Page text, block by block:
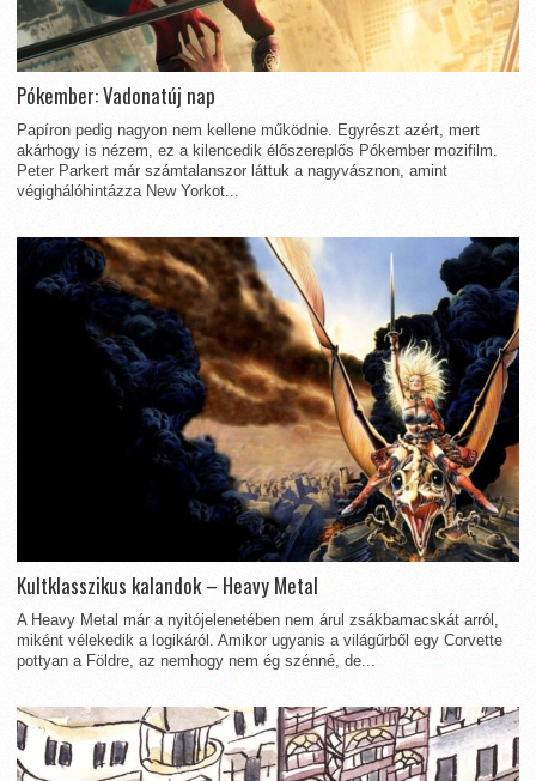
Pókember: Vadonatúj nap
Papíron pedig nagyon nem kellene működnie. Egyrészt azért, mert
akárhogy is nézem, ez a kilencedik élőszereplős Pókember mozifilm.
Peter Parkert már számtalanszor láttuk a nagyvásznon, amint
végighálóhintázza New Yorkot...
Kultklasszikus kalandok – Heavy Metal
A Heavy Metal már a nyitójelenetében nem árul zsákbamacskát arról,
miként vélekedik a logikáról. Amikor ugyanis a világűrből egy Corvette
pottyan a Földre, az nemhogy nem ég szénné, de...